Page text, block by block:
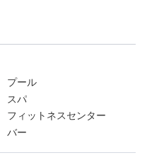
プール
スパ
フィットネスセンター
バー